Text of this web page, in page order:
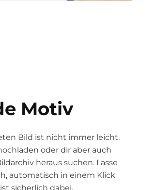
Motiv
Bild ist nicht immer leicht,
oder dir aber auch
heraus suchen. Lasse
automatisch in einem Klick
sicherlich dabei.